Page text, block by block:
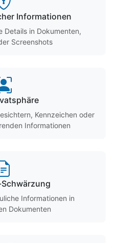
Informationen
Details in Dokumenten,
Screenshots
Kennzeichen oder
Informationen
Informationen in
Dokumenten